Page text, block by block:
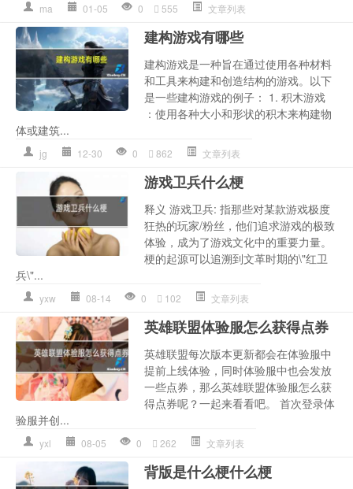
ma 01-05 0 555 文章列表
建构游戏有哪些
建构游戏是一种旨在通过使用各种材料
和工具来构建和创造结构的游戏。以下
是一些建构游戏的例子： 1. 积木游戏
：使用各种大小和形状的积木来构建物
体或建筑...
jg 12-30 0 862 文章列表
游戏卫兵什么梗
释义 游戏卫兵: 指那些对某款游戏极度
狂热的玩家/粉丝，他们追求游戏的极致
体验，成为了游戏文化中的重要力量。
梗的起源可以追溯到文革时期的\"红卫
兵\"...
yxw 08-14 0 102 文章列表
英雄联盟体验服怎么获得点券
英雄联盟每次版本更新都会在体验服中
提前上线体验，同时体验服中也会发放
一些点券，那么英雄联盟体验服怎么获
得点券呢？一起来看看吧。 首次登录体
验服并创...
yxl 08-05 0 262 文章列表
背版是什么梗什么梗